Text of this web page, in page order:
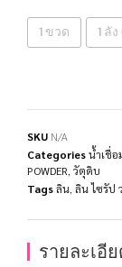
1 ขวด 1 ลั
SKU N/A
Categoriesน้ำเชื่อ
POWDER วัตุดิบ
Tagsลิน ลิน ไซรัป
รายละเอี